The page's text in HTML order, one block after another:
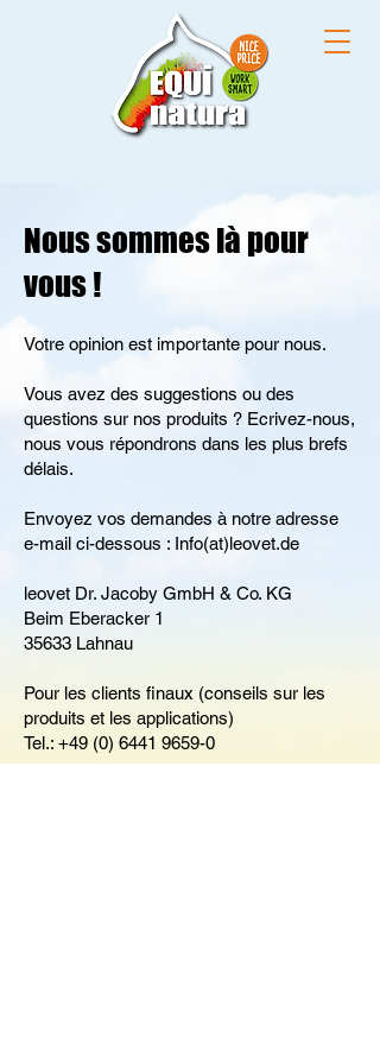
Nous sommes là pour
vous !
Votre opinion est importante pour nous.
Vous avez des suggestions ou des
questions sur nos produits ? Ecrivez-nous,
nous vous répondrons dans les plus brefs
délais.
Envoyez vos demandes à notre adresse
e-mail ci-dessous : Info(at)leovet.de
leovet Dr. Jacoby GmbH & Co. KG
Beim Eberacker 1
35633 Lahnau
Pour les clients finaux (conseils sur les
produits et les applications)
Tel.: +49 (0) 6441 9659-0